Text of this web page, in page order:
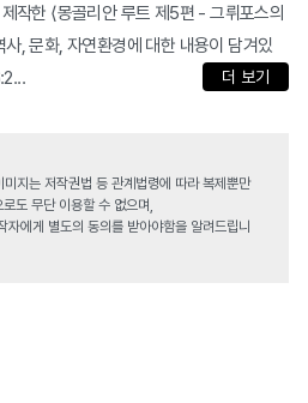
작한 ⟨몽골리안 루트 제5편 - 그뤼포스의
, 문화, 자연환경에 대한 내용이 담겨있
더 보기
지는 저작권법 등 관계법령에 따라 복제뿐만
도 무단 이용할 수 없으며,
자에게 별도의 동의를 받아야함을 알려드립니